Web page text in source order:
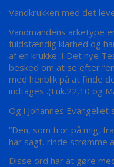
Vandkrukken med det
Vandmandens arketype
fuldstændig klarhed og
af en krukke. I Det nye
besked om at se efter
med henblik på at finde
indtages .(Luk.22,10 og
Og i Johannes Evangeliet
”Den, som tror på mig,
har sagt, rinde strømme
Disse ord har at gøre